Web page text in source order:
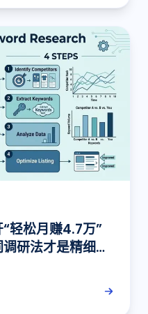
轻松月赚4.7万”
研法才是精细化